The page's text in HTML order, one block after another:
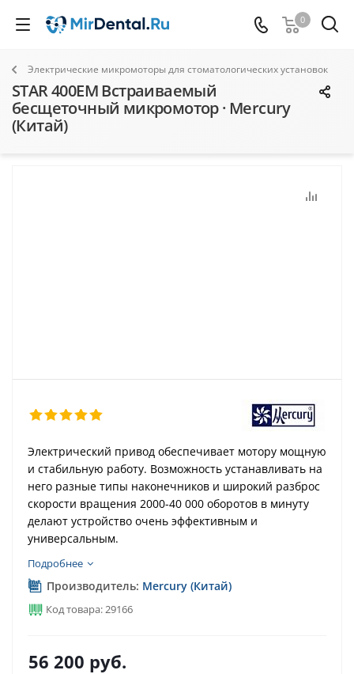
0
Электрические микромоторы для стоматологических установок
STAR 400EM Встраиваемый
бесщеточный микромотор · Mercury
(Китай)
Электрический привод обеспечивает мотору мощную
и стабильную работу. Возможность устанавливать на
него разные типы наконечников и широкий разброс
скорости вращения 2000-40 000 оборотов в минуту
делают устройство очень эффективным и
универсальным.
Подробнее
Производитель: Mercury (Китай)
Код товара: 29166
56 200 руб.